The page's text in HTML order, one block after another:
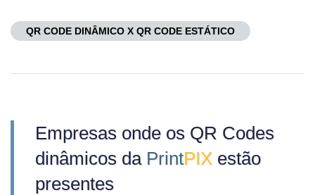
QR CODE DINÂMICO X QR CODE ESTÁTICO
Empresas onde os QR Codes
dinâmicos da PrintPIX estão
presentes